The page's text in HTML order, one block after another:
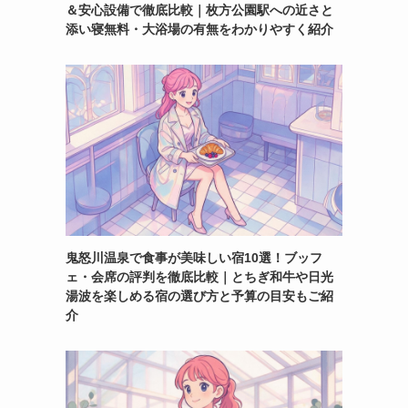
＆安心設備で徹底比較｜枚方公園駅への近さと
添い寝無料・大浴場の有無をわかりやすく紹介
鬼怒川温泉で食事が美味しい宿10選！ブッフ
ェ・会席の評判を徹底比較｜とちぎ和牛や日光
湯波を楽しめる宿の選び方と予算の目安もご紹
介